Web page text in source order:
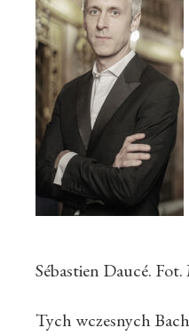
Sébastien Daucé.
Tych wczesnych